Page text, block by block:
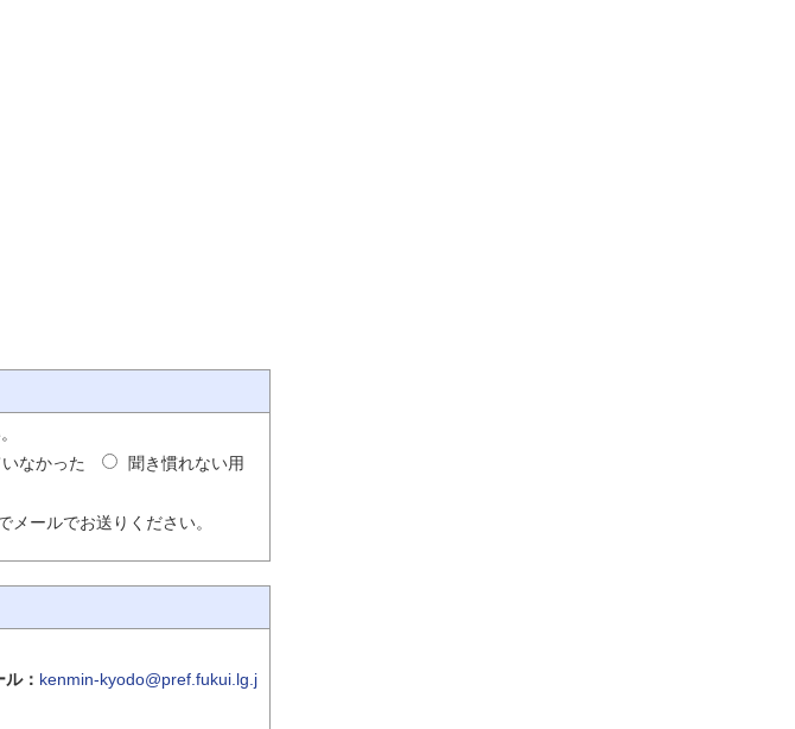
なかった
聞き慣れない用
メールでお送りください。
ル： kenmin-kyodo@pref.fukui.lg.j